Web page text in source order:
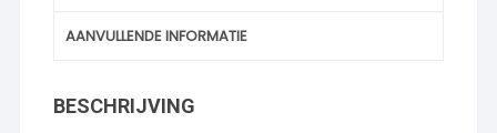
AANVULLENDE INFORMATIE
BESCHRIJVING